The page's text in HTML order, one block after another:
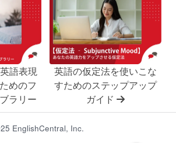
語表現
めのフ
ラリー
英語の仮定法を使いこな
すためのステップアップ
ガイド
EnglishCentral, Inc.